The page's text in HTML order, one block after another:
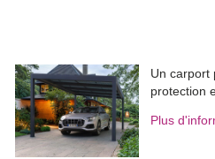
Un carport
protection
Plus